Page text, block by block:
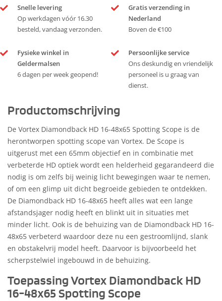
Snelle levering
Op werkdagen vóór 16.30
besteld, vandaag verzonden.
Gratis verzending in
Nederland
Boven de €100
Fysieke winkel in
Geldermalsen
6 dagen per week geopend!
Persoonlijke service
Ons deskundig en vriendelijk
personeel is u graag van
dienst.
Productomschrijving
De Vortex Diamondback HD 16-48x65 Spotting Scope is de
herontworpen spotting scope van Vortex. De Scope is
uitgerust met een 65mm objectief en in combinatie met
verbeterde HD optiek wordt een helderheid gegarandeerd die
nodig is om zelfs bij weinig licht bewegingen waar te nemen,
of om een glimp uit dicht begroeide gebieden te ontdekken.
De Diamondback HD 16-48x65 heeft alles wat een lange
afstandsjager nodig heeft en blinkt uit in situaties met
minder licht. Ook is de behuizing van de Diamondback HD 16-
48x65 verbeterd waardoor deze nu een gestroomlijnd, slank
en obstakelvrij model heeft. Daarvoor is bijvoorbeeld het
scherpstelwiel ingebouwd in de behuizing.
Toepassing Vortex Diamondback HD
16-48x65 Spotting Scope